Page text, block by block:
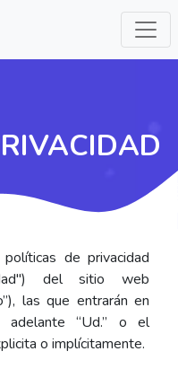
de privacidad
del sitio web
las que entrarán en
“Ud.” o el
o implícitamente.